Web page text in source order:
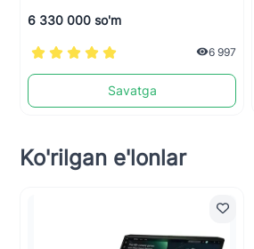
6 330 000 so'm
6 997
Savatga
Ko'rilgan e'lonlar